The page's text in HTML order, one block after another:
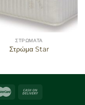
ΣΤΡΏΜΑΤΑ
Στρώμα Star